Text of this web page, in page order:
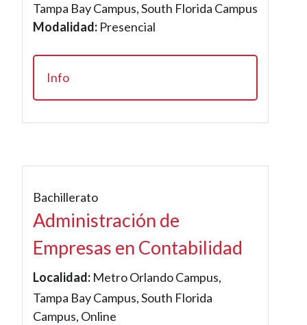
Tampa Bay Campus, South Florida Campus
Modalidad: Presencial
Info
Bachillerato
Administración de
Empresas en Contabilidad
Localidad: Metro Orlando Campus,
Tampa Bay Campus, South Florida
Campus, Online